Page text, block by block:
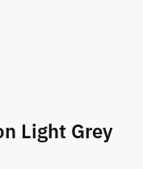
Light Grey